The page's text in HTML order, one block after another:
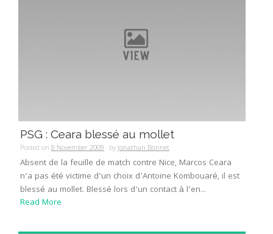
PSG : Ceara blessé au mollet
Posted on 8 November 2009 byJonathan Bonnet
Absent de la feuille de match contre Nice, Marcos Ceara
n’a pas été victime d’un choix d’Antoine Kombouaré, il est
blessé au mollet. Blessé lors d’un contact à l’en...
Read More